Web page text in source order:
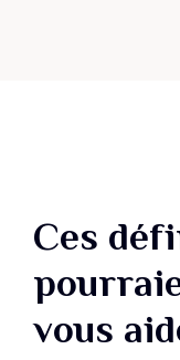
Ces
vous